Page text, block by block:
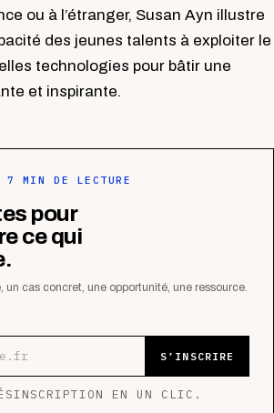
ou à l’étranger, Susan Ayn illustre
des jeunes talents à exploiter le
technologies pour bâtir une
et inspirante.
7 MIN DE LECTURE
pour
ce qui
un cas concret, une opportunité, une ressource.
S’INSCRIRE
EN UN CLIC.